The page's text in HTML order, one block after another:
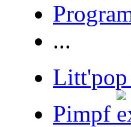
...
Litt'pop
Pimpf